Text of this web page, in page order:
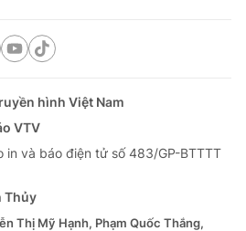
hình Việt Nam
VTV
in và báo điện tử số 483/GP-BTTTT
Thủy
Thị Mỹ Hạnh, Phạm Quốc Thắng,